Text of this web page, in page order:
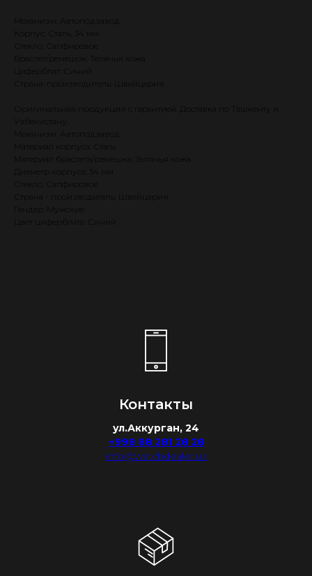
Корпус: Сталь, 34 мм
Стекло: Сапфировое
Браслет/ремешок: Телячья кожа
Циферблат: Синий
Оригинальная продукция с гарантией. Доставка по Ташкенту и
Узбекистану.
Материал корпуса: Сталь
Материал браслета/ремешка: Телячья кожа
Диаметр корпуса: 34 мм
Стекло: Сапфировое
Гендер: Мужские
Цвет циферблата: Синий
Контакты
ул.Аккурган, 24
+998 88 281 28 28
info@watchdealer.uz